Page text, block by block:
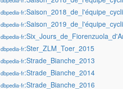
dbpedia-fr
dbpedia-fr
dbpedia-fr
dbpedia-fr:Ster_ZLM_Toer_2015
dbpedia-fr:Strade_Bianche_2013
dbpedia-fr:Strade_Bianche_2014
dbpedia-fr:Strade_Bianche_2016